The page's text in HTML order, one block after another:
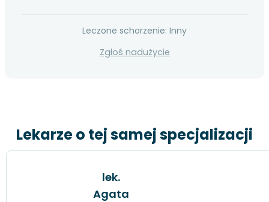
Leczone schorzenie: Inny
Zgłoś nadużycie
Lekarze o tej samej specjalizacji
lek.
Agata